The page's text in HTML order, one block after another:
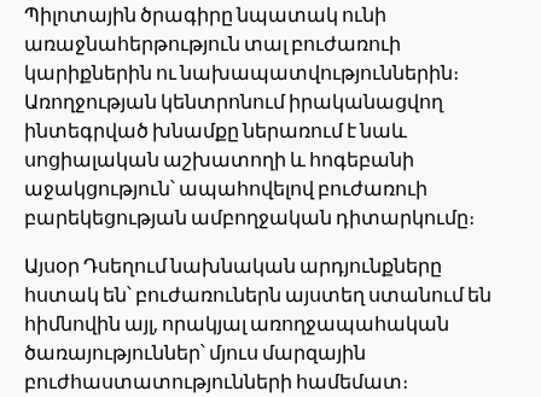
Պիլոտային ծրագիրը նպատակ ունի
առաջնահերթություն տալ բուժառուի
կարիքներին ու նախապատվություններին։
Առողջության կենտրոնում իրականացվող
ինտեգրված խնամքը ներառում է նաև
սոցիալական աշխատողի և հոգեբանի
աջակցություն՝ ապահովելով բուժառուի
բարեկեցության ամբողջական դիտարկումը։
Այսօր Դսեղում նախնական արդյունքները
հստակ են՝ բուժառուներն այստեղ ստանում են
հիմնովին այլ, որակյալ առողջապահական
ծառայություններ՝ մյուս մարզային
բուժհաստատությունների համեմատ։